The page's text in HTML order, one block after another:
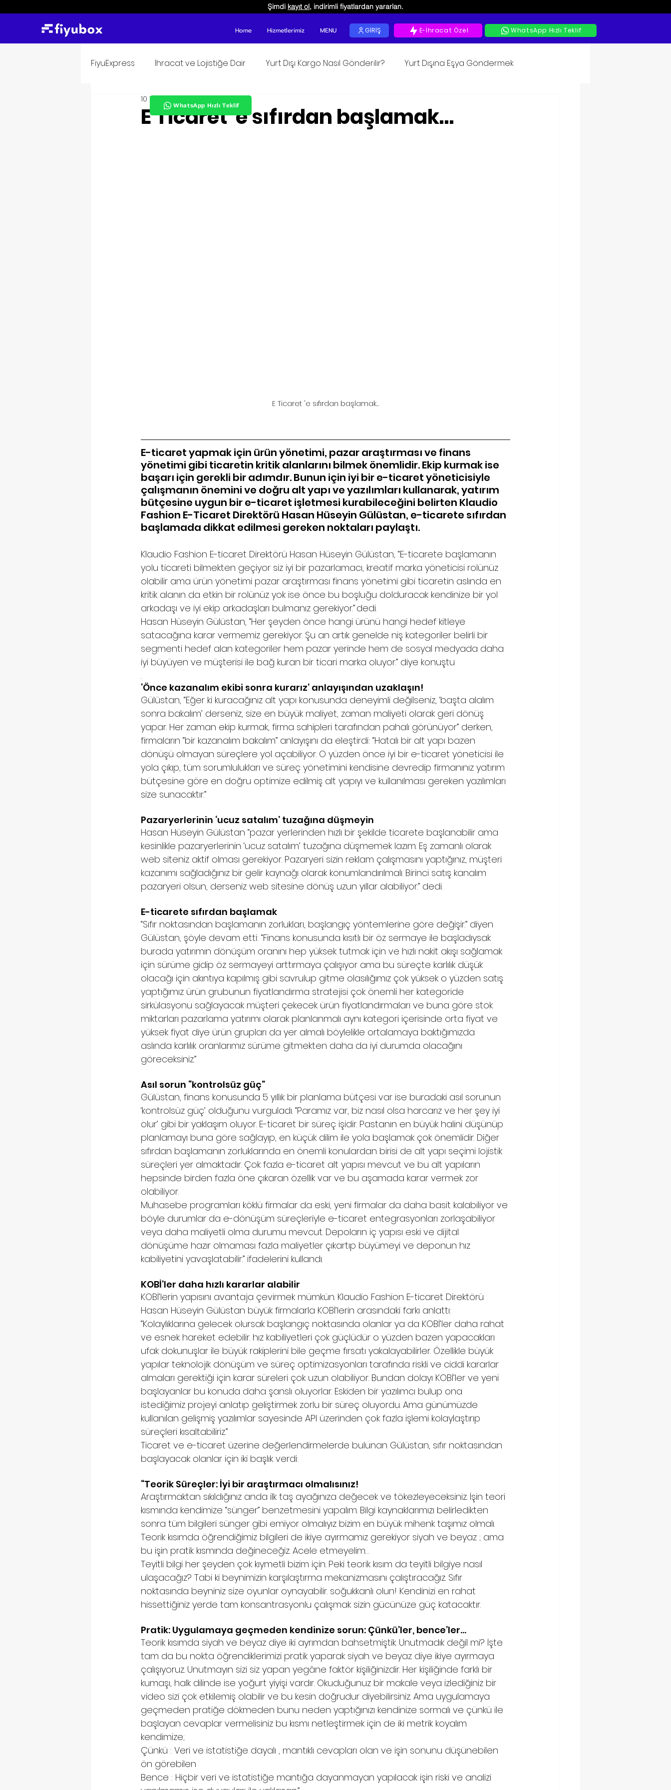
Şimdi kayıt ol, indirimli fiyatlardan yararlan.
Home Hizmetlerimiz MENU GİRİŞ E-İhracat Özel WhatsApp Hızlı Teklif
FiyuExpress İhracat ve Lojistiğe Dair Yurt Dışı Kargo Nasıl Gönderilir? Yurt Dışına Eşya Göndermek
E Ticaret 'e sıfırdan başlamak…
10 Tem 2023
E Ticaret 'e sıfırdan başlamak…
E-ticaret yapmak için ürün yönetimi, pazar araştırması ve finans
yönetimi gibi ticaretin kritik alanlarını bilmek önemlidir. Ekip kurmak ise
başarı için gerekli bir adımdır. Bunun için iyi bir e-ticaret yöneticisiyle
çalışmanın önemini ve doğru alt yapı ve yazılımları kullanarak, yatırım
bütçesine uygun bir e-ticaret işletmesi kurabileceğini belirten Klaudio
Fashion E-Ticaret Direktörü Hasan Hüseyin Gülüstan, e-ticarete sıfırdan
başlamada dikkat edilmesi gereken noktaları paylaştı.
Klaudio Fashion E-ticaret Direktörü Hasan Hüseyin Gülüstan, “E-ticarete başlamanın
yolu ticareti bilmekten geçiyor siz iyi bir pazarlamacı, kreatif marka yöneticisi rolünüz
olabilir ama ürün yönetimi pazar araştırması finans yönetimi gibi ticaretin aslında en
kritik alanın da etkin bir rolünüz yok ise önce bu boşluğu dolduracak kendinize bir yol
arkadaşı ve iyi ekip arkadaşları bulmanız gerekiyor.” dedi.
Hasan Hüseyin Gülüstan, “Her şeyden önce hangi ürünü hangi hedef kitleye
satacağına karar vermemiz gerekiyor. Şu an artık genelde niş kategoriler belirli bir
segmenti hedef alan kategoriler hem pazar yerinde hem de sosyal medyada daha
iyi büyüyen ve müşterisi ile bağ kuran bir ticari marka oluyor.” diye konuştu
.
‘Önce kazanalım ekibi sonra kurarız’ anlayışından uzaklaşın!
Gülüstan, “Eğer ki kuracağınız alt yapı konusunda deneyimli değilseniz, ‘başta alalım
sonra bakalım’ derseniz, size en büyük maliyet, zaman maliyeti olarak geri dönüş
yapar. Her zaman ekip kurmak, firma sahipleri tarafından pahalı görünüyor” derken,
firmaların “bir kazanalım bakalım” anlayışını da eleştirdi: “Hatalı bir alt yapı bazen
dönüşü olmayan süreçlere yol açabiliyor. O yüzden önce iyi bir e-ticaret yöneticisi ile
yola çıkıp, tüm sorumlulukları ve süreç yönetimini kendisine devredip firmanınız yatırım
bütçesine göre en doğru optimize edilmiş alt yapıyı ve kullanılması gereken yazılımları
size sunacaktır.”
Pazaryerlerinin ‘ucuz satalım’ tuzağına düşmeyin
Hasan Hüseyin Gülüstan “pazar yerlerinden hızlı bir şekilde ticarete başlanabilir ama
kesinlikle pazaryerlerinin ‘ucuz satalım’ tuzağına düşmemek lazım. Eş zamanlı olarak
web siteniz aktif olması gerekiyor. Pazaryeri sizin reklam çalışmasını yaptığınız, müşteri
kazanımı sağladığınız bir gelir kaynağı olarak konumlandırılmalı. Birinci satış kanalım
pazaryeri olsun, derseniz web sitesine dönüş uzun yıllar alabiliyor.” dedi.
E-ticarete sıfırdan başlamak
“Sıfır noktasından başlamanın zorlukları, başlangıç yöntemlerine göre değişir.” diyen
Gülüstan, şöyle devam etti: “Finans konusunda kısıtlı bir öz sermaye ile başladıysak
burada yatırımın dönüşüm oranını hep yüksek tutmak için ve hızlı nakit akışı sağlamak
için sürüme gidip öz sermayeyi arttırmaya çalışıyor ama bu süreçte karlılık düşük
olacağı için akıntıya kapılmış gibi savrulup gitme olasılığımız çok yüksek o yüzden satış
yaptığımız ürün grubunun fiyatlandırma stratejisi çok önemli her kategoride
sirkülasyonu sağlayacak müşteri çekecek ürün fiyatlandırmaları ve buna göre stok
miktarları pazarlama yatırımı olarak planlanmalı aynı kategori içerisinde orta fiyat ve
yüksek fiyat diye ürün grupları da yer almalı böylelikle ortalamaya baktığımızda
aslında karlılık oranlarımız sürüme gitmekten daha da iyi durumda olacağını
göreceksiniz.”
Asıl sorun “kontrolsüz güç”
Gülüstan, finans konusunda 5 yıllık bir planlama bütçesi var ise buradaki asıl sorunun
‘kontrolsüz güç’ olduğunu vurguladı. “Paramız var, biz nasıl olsa harcarız ve her şey iyi
olur’ gibi bir yaklaşım oluyor. E-ticaret bir süreç işidir. Pastanın en büyük halini düşünüp
planlamayı buna göre sağlayıp, en küçük dilim ile yola başlamak çok önemlidir. Diğer
sıfırdan başlamanın zorluklarında en önemli konulardan birisi de alt yapı seçimi lojistik
süreçleri yer almaktadır. Çok fazla e-ticaret alt yapısı mevcut ve bu alt yapıların
hepsinde birden fazla öne çıkaran özellik var ve bu aşamada karar vermek zor
olabiliyor.
Muhasebe programları köklü firmalar da eski, yeni firmalar da daha basit kalabiliyor ve
böyle durumlar da e-dönüşüm süreçleriyle e-ticaret entegrasyonları zorlaşabiliyor
veya daha maliyetli olma durumu mevcut. Depoların iç yapısı eski ve dijital
dönüşüme hazır olmaması fazla maliyetler çıkartıp büyümeyi ve deponun hız
kabiliyetini yavaşlatabilir.” ifadelerini kullandı.
KOBİ’ler daha hızlı kararlar alabilir
KOBİ’lerin yapısını avantaja çevirmek mümkün. Klaudio Fashion E-ticaret Direktörü
Hasan Hüseyin Gülüstan büyük firmalarla KOBİ’lerin arasındaki farkı anlattı:
“Kolaylıklarına gelecek olursak başlangıç noktasında olanlar ya da KOBİ’ler daha rahat
ve esnek hareket edebilir. hız kabiliyetleri çok güçlüdür o yüzden bazen yapacakları
ufak dokunuşlar ile büyük rakiplerini bile geçme fırsatı yakalayabilirler. Özellikle büyük
yapılar teknolojik dönüşüm ve süreç optimizasyonları tarafında riskli ve ciddi kararlar
almaları gerektiği için karar süreleri çok uzun olabiliyor. Bundan dolayı KOBİ’ler ve yeni
başlayanlar bu konuda daha şanslı oluyorlar. Eskiden bir yazılımcı bulup ona
istediğimiz projeyi anlatıp geliştirmek zorlu bir süreç oluyordu. Ama günümüzde
kullanılan gelişmiş yazılımlar sayesinde API üzerinden çok fazla işlemi kolaylaştırıp
süreçleri kısaltabiliriz.”
Ticaret ve e-ticaret üzerine değerlendirmelerde bulunan Gülüstan, sıfır noktasından
başlayacak olanlar için iki başlık verdi:
“Teorik Süreçler: İyi bir araştırmacı olmalısınız!
Araştırmaktan sıkıldığınız anda ilk taş ayağınıza değecek ve tökezleyeceksiniz. İşin teori
kısmında kendimize “sünger” benzetmesini yapalım. Bilgi kaynaklarımızı belirledikten
sonra tüm bilgileri sünger gibi emiyor olmalıyız bizim en büyük mihenk taşımız olmalı.
Teorik kısımda öğrendiğimiz bilgileri de ikiye ayırmamız gerekiyor siyah ve beyaz ; ama
bu işin pratik kısmında değineceğiz. Acele etmeyelim…
Teyitli bilgi her şeyden çok kıymetli bizim için. Peki teorik kısım da teyitli bilgiye nasıl
ulaşacağız? Tabi ki beynimizin karşılaştırma mekanizmasını çalıştıracağız. Sıfır
noktasında beyniniz size oyunlar oynayabilir. soğukkanlı olun! Kendinizi en rahat
hissettiğiniz yerde tam konsantrasyonlu çalışmak sizin gücünüze güç katacaktır.
Pratik: Uygulamaya geçmeden kendinize sorun: Çünkü’ler, bence’ler…
Teorik kısımda siyah ve beyaz diye iki ayrımdan bahsetmiştik. Unutmadık değil mi? İşte
tam da bu nokta öğrendiklerimizi pratik yaparak siyah ve beyaz diye ikiye ayırmaya
çalışıyoruz. Unutmayın sizi siz yapan yegâne faktör kişiliğinizdir. Her kişiliğinde farklı bir
kumaşı, halk dilinde ise yoğurt yiyişi vardır. Okuduğunuz bir makale veya izlediğiniz bir
video sizi çok etkilemiş olabilir ve bu kesin doğrudur diyebilirsiniz. Ama uygulamaya
geçmeden pratiğe dökmeden bunu neden yaptığınızı kendinize sormalı ve çünkü ile
başlayan cevaplar vermelisiniz bu kısmı netleştirmek için de iki metrik koyalım
kendimize;
Çünkü : Veri ve istatistiğe dayalı , mantıklı cevapları olan ve işin sonunu düşünebilen
ön görebilen
Bence : Hiçbir veri ve istatistiğe mantığa dayanmayan yapılacak işin riski ve analizi
WhatsApp Hızlı Teklif